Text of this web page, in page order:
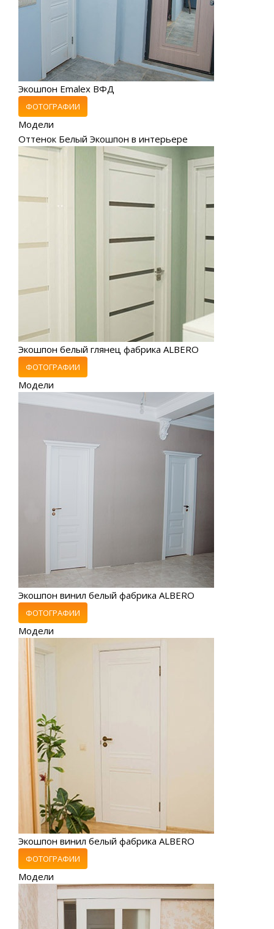
Экошпон Emalex ВФД
ФОТОГРАФИИ
Модели
Оттенок Белый Экошпон в интерьере
Экошпон белый глянец фабрика ALBERO
ФОТОГРАФИИ
Модели
Экошпон винил белый фабрика ALBERO
ФОТОГРАФИИ
Модели
Экошпон винил белый фабрика ALBERO
ФОТОГРАФИИ
Модели